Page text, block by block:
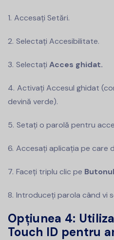
Accesați Setări.
Selectați Accesibilitate.
Selectați Acces ghidat.
Activați Accesul ghidat
devină verde).
Setați o parolă pentru
Accesați aplicația pe care
Faceți triplu clic pe
Introduceți parola când vi
Opțiunea 4:
Touch ID pentru